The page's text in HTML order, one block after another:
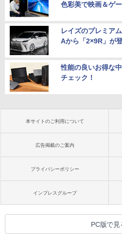
色彩美で映画＆ゲ
レイズのプレミア
Aから「2×9R」が
性能の良いお得な
チェック！
本サイトのご利用について
広告掲載のご案内
プライバシーポリシー
インプレスグループ
PC版で見